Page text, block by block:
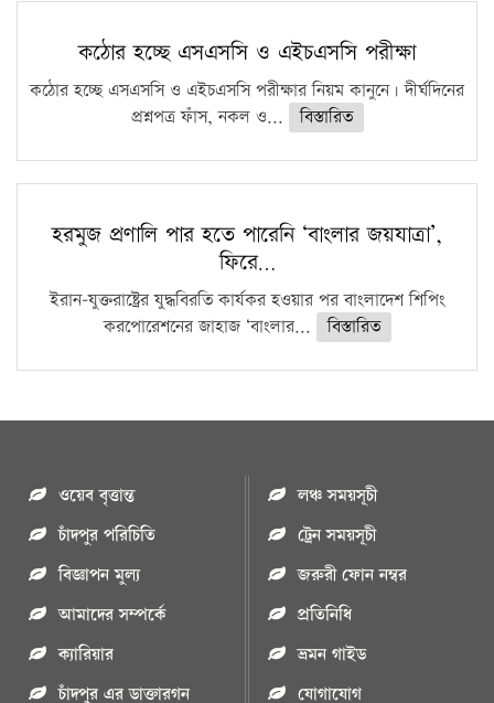
কঠোর হচ্ছে এসএসসি ও এইচএসসি পরীক্ষা
কঠোর হচ্ছে এসএসসি ও এইচএসসি পরীক্ষার নিয়ম কানুনে। দীর্ঘদিনের
প্রশ্নপত্র ফাঁস, নকল ও...
বিস্তারিত
হরমুজ প্রণালি পার হতে পারেনি ‘বাংলার জয়যাত্রা’,
ফিরে…
ইরান-যুক্তরাষ্ট্রের যুদ্ধবিরতি কার্যকর হওয়ার পর বাংলাদেশ শিপিং
করপোরেশনের জাহাজ ‘বাংলার...
বিস্তারিত
ওয়েব বৃত্তান্ত
চাঁদপুর পরিচিতি
বিজ্ঞাপন মুল্য
আমাদের সম্পর্কে
ক্যারিয়ার
চাঁদপুর এর ডাক্তারগন
লঞ্চ সময়সূচী
ট্রেন সময়সূচী
জরুরী ফোন নম্বর
প্রতিনিধি
ভ্রমন গাইড
যোগাযোগ